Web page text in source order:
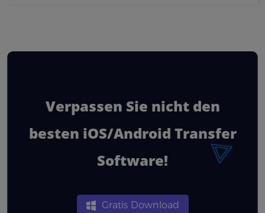
Verpassen Sie nicht den
besten iOS/Android Transfer
Software!
Gratis Download